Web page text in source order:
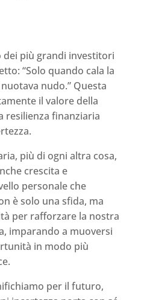
più grandi investitori
“Solo quando cala la
nudo.” Questa
il valore della
resilienza finanziaria
più di ogni altra cosa,
crescita e
personale che
è solo una sfida, ma
per rafforzare la nostra
imparando a muoversi
in modo più
per il futuro,